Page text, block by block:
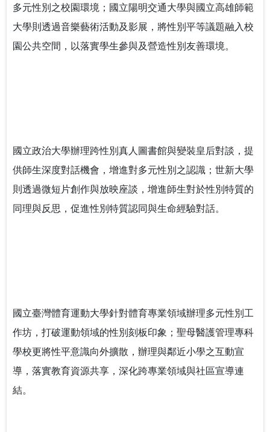
多元性別之校園環境；國立陽明交通大學與國立高雄師範
大學則透過音樂藝術活動及影展，將性別平等議題融入校
園公共空間，以落實學生參與及營造性別友善環境。
國立政治大學辦理跨性別真人圖書館與變裝皇后對談，提
供師生深度對話機會，增進對多元性別之認識；世新大學
則透過微短片創作與放映座談，增進師生對於性別特質的
同理與反思，促進性別特質認同與生命經驗對話。
國立臺灣體育運動大學針對體育專業領域辦理多元性別工
作坊，打破運動領域的性別刻板印象；聖母醫護管理專科
學校更將性平意識向外擴散，辦理與鄰近小學之互動宣
導，落實教育資源共享，深化跨專業領域與社區宣導連
結。